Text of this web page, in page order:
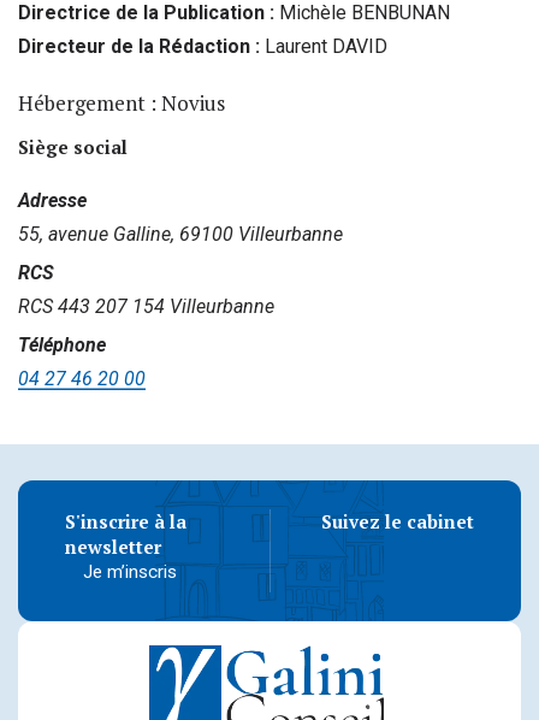
Directrice de la Publication : Michèle BENBUNAN
Directeur de la Rédaction : Laurent DAVID
Hébergement : Novius
Siège social
Adresse
55, avenue Galline, 69100 Villeurbanne
RCS
RCS 443 207 154 Villeurbanne
Téléphone
04 27 46 20 00
S'inscrire à la
newsletter
Je m’inscris
Suivez le cabinet